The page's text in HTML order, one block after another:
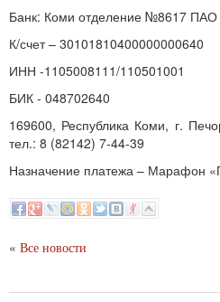
Банк: Коми отделение №8617 ПАО
К/счет – 30101810400000000640
ИНН -1105008111/110501001
БИК - 048702640
169600, Республика Коми, г.
тел.: 8 (82142) 7-44-39
Назначение платежа – Марафон
« Все новости